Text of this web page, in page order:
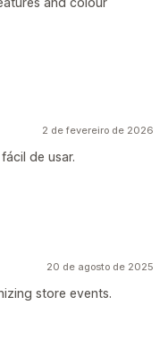
2 de fevereiro de 2026
de usar.
20 de agosto de 2025
store events.